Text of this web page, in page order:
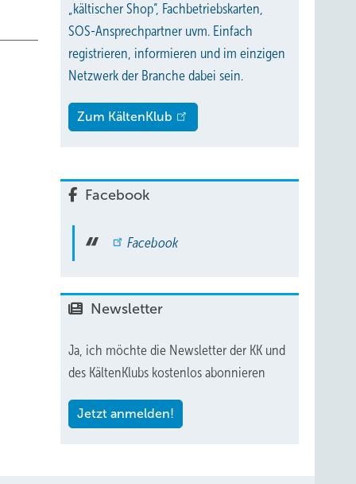
„kältischer Shop“, Fachbetriebskarten,
SOS-Ansprechpartner uvm. Einfach
registrieren, informieren und im einzigen
Netzwerk der Branche dabei sein.
Zum KältenKlub
Facebook
Facebook
Newsletter
Ja, ich möchte die Newsletter der KK und
des KältenKlubs kostenlos abonnieren
Jetzt anmelden!